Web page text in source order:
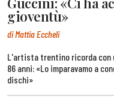
gioventù»
di Mattia Eccheli
L'artista trentino ricorda con
86 anni: «Lo imparavamo a
dischi»